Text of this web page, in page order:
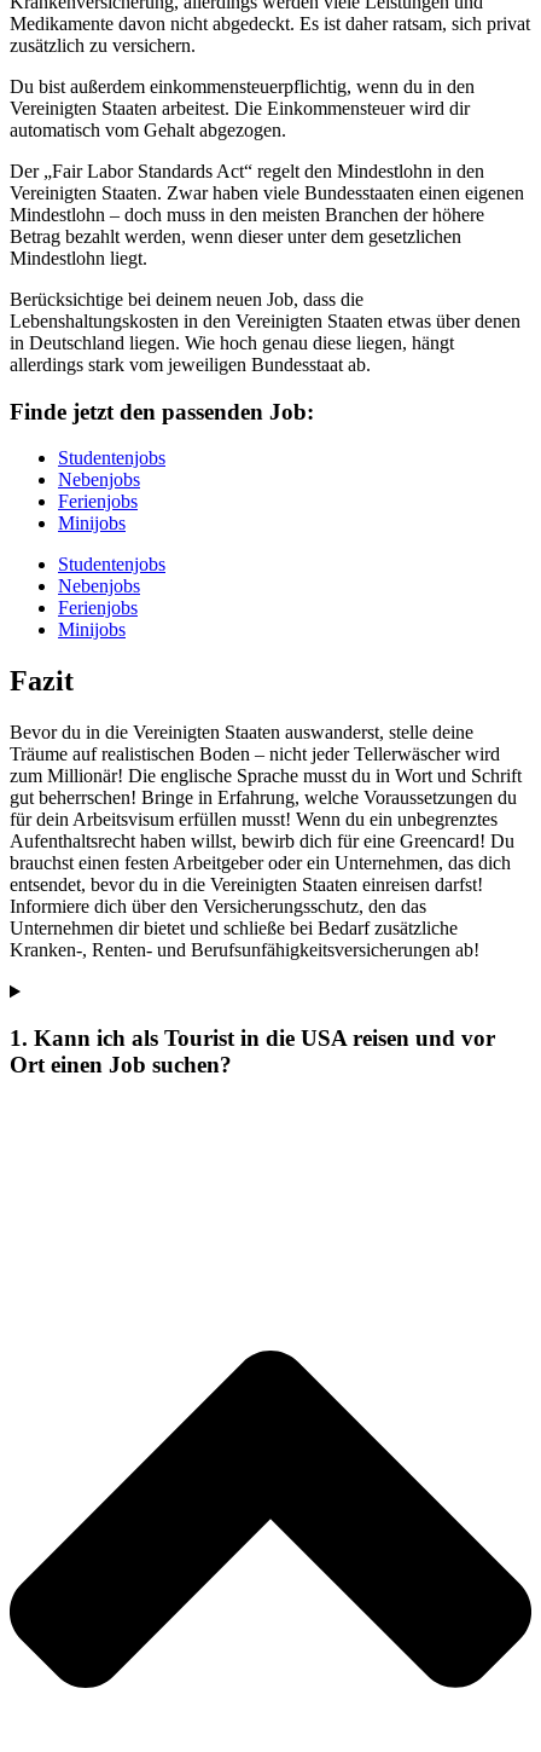
Medikamente davon nicht abgedeckt. Es ist daher ratsam, sich privat
zusätzlich zu versichern.
Du bist außerdem einkommensteuerpflichtig, wenn du in den
Vereinigten Staaten arbeitest. Die Einkommensteuer wird dir
automatisch vom Gehalt abgezogen.
Der „Fair Labor Standards Act“ regelt den Mindestlohn in den
Vereinigten Staaten. Zwar haben viele Bundesstaaten einen eigenen
Mindestlohn – doch muss in den meisten Branchen der höhere
Betrag bezahlt werden, wenn dieser unter dem gesetzlichen
Mindestlohn liegt.
Berücksichtige bei deinem neuen Job, dass die
Lebenshaltungskosten in den Vereinigten Staaten etwas über denen
in Deutschland liegen. Wie hoch genau diese liegen, hängt
allerdings stark vom jeweiligen Bundesstaat ab.
Finde jetzt den passenden Job:
Studentenjobs
Nebenjobs
Ferienjobs
Minijobs
Studentenjobs
Nebenjobs
Ferienjobs
Minijobs
Fazit
Bevor du in die Vereinigten Staaten auswanderst, stelle deine
Träume auf realistischen Boden – nicht jeder Tellerwäscher wird
zum Millionär! Die englische Sprache musst du in Wort und Schrift
gut beherrschen! Bringe in Erfahrung, welche Voraussetzungen du
für dein Arbeitsvisum erfüllen musst! Wenn du ein unbegrenztes
Aufenthaltsrecht haben willst, bewirb dich für eine Greencard! Du
brauchst einen festen Arbeitgeber oder ein Unternehmen, das dich
entsendet, bevor du in die Vereinigten Staaten einreisen darfst!
Informiere dich über den Versicherungsschutz, den das
Unternehmen dir bietet und schließe bei Bedarf zusätzliche
Kranken-, Renten- und Berufsunfähigkeitsversicherungen ab!
1. Kann ich als Tourist in die USA reisen und vor
Ort einen Job suchen?